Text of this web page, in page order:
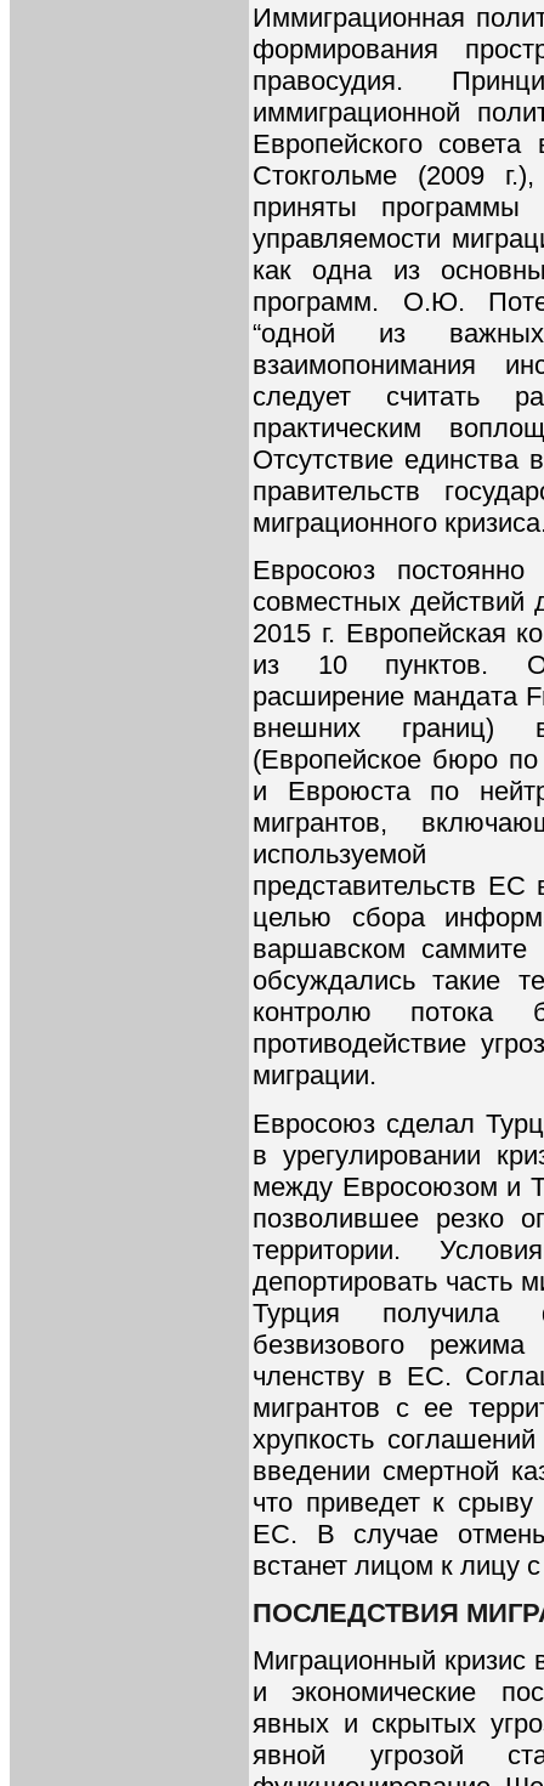
Иммиграционная
формирования
правосудия.
иммиграционной
Европейского
Стокгольме (2009
приняты программы
управляемости
как одна из
программ. О.Ю.
“одной из
взаимопонимания
следует считать
практическим
Отсутствие единства
правительств
миграционного
Евросоюз постоянно
совместных действий
2015 г. Европейская
из 10 пунктов.
расширение мандата
внешних границ)
(Европейское бюро
и Евроюста по
мигрантов,
используемой
представительств ЕС
целью сбора
варшавском
обсуждались такие
контролю потока
противодействие
миграции.
Евросоюз сделал
в урегулировании
между Евросоюзом и
позволившее резко
территории.
депортировать часть
Турция получила
безвизового
членству в ЕС.
мигрантов с ее
хрупкость
введении смертной
что приведет к
ЕС. В случае
встанет лицом к лицу
ПОСЛЕДСТВИЯ
Миграционный кризис
и экономические
явных и скрытых
явной угрозой